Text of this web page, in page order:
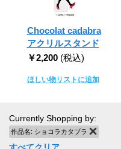
Chocolat cadabra
アクリルスタンド
￥2,200 (税込)
ほしい物リストに追加
Currently Shopping by:
作品名: ショコラカタブラ